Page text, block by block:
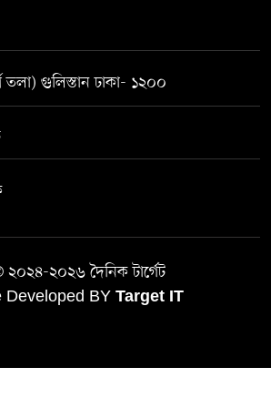
বিপুল মাদক জব্দ
তলা) গুলিস্তান ঢাকা- ১২০০
২০২৪-২০২৬ দৈনিক টার্গেট
Developed BY Target IT